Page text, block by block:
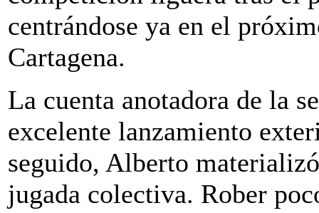
centrándose ya en el
Cartagena.
La cuenta anotadora de la
excelente lanzamiento
seguido, Alberto
jugada colectiva. Rober